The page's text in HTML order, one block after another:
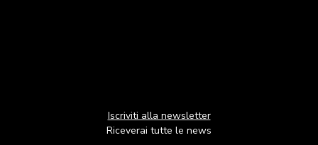
Iscriviti alla newsletter
Riceverai tutte le news